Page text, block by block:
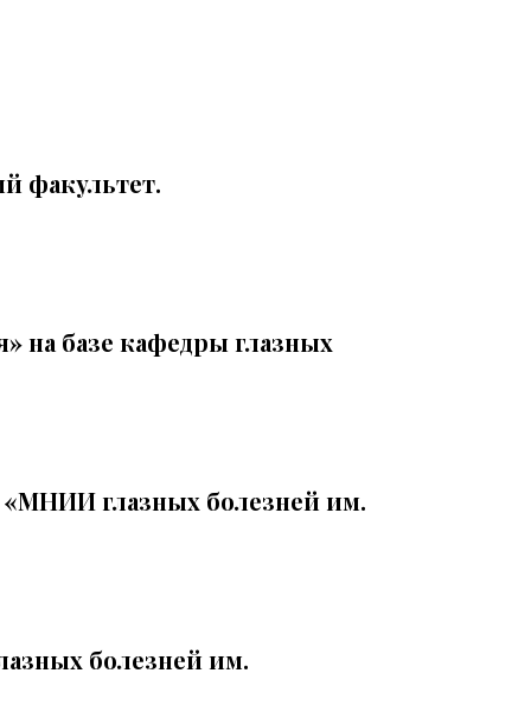
факультет.
на базе кафедры глазных
глазных болезней им.
болезней им.